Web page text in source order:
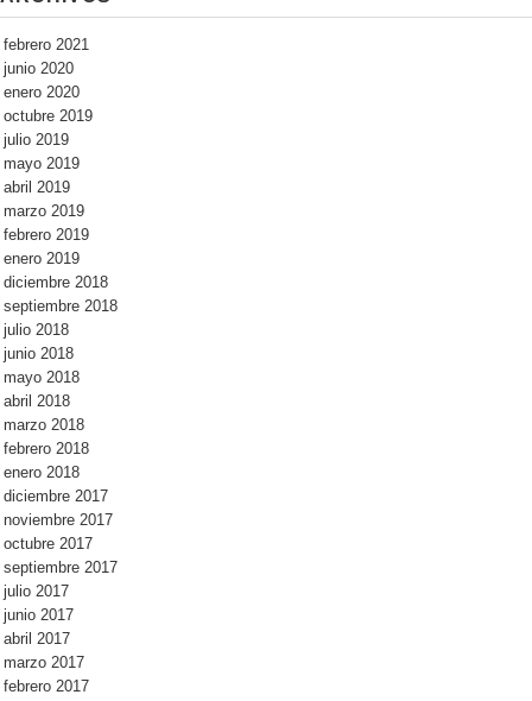
febrero 2021
junio 2020
enero 2020
octubre 2019
julio 2019
mayo 2019
abril 2019
marzo 2019
febrero 2019
enero 2019
diciembre 2018
septiembre 2018
julio 2018
junio 2018
mayo 2018
abril 2018
marzo 2018
febrero 2018
enero 2018
diciembre 2017
noviembre 2017
octubre 2017
septiembre 2017
julio 2017
junio 2017
abril 2017
marzo 2017
febrero 2017